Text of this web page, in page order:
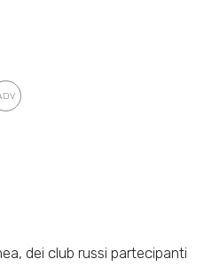
dei club russi partecipanti